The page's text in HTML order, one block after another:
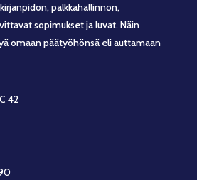
palkkahallinnon,
sopimukset ja luvat. Näin
omaan päätyöhönsä eli auttamaan
42